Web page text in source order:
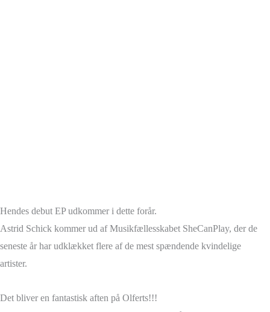
Hendes debut EP udkommer i dette forår.
Astrid Schick kommer ud af Musikfællesskabet SheCanPlay, der de
seneste år har udklækket flere af de mest spændende kvindelige
artister.
Det bliver en fantastisk aften på Olferts!!!